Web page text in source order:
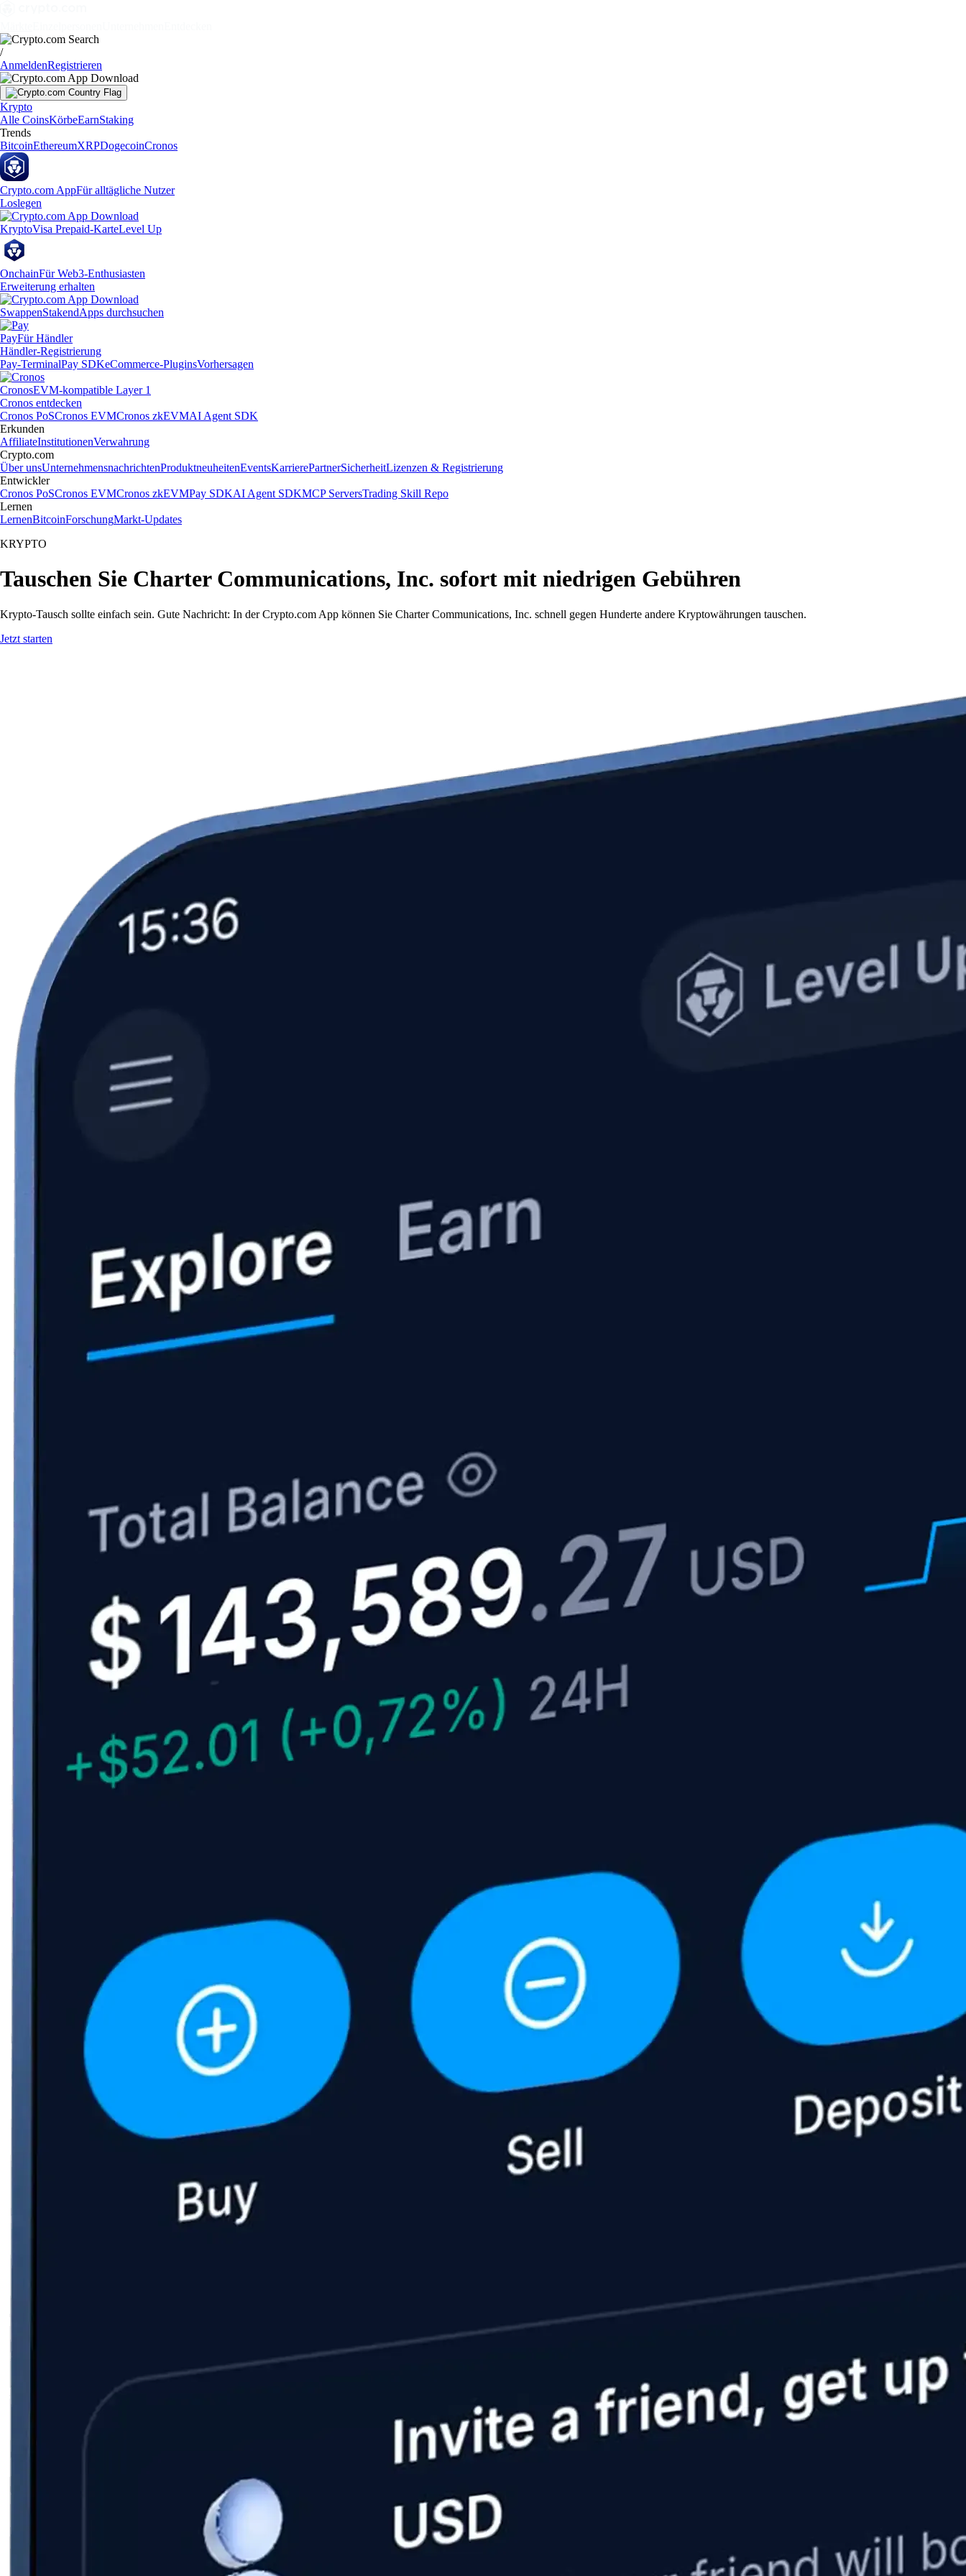
/
AnmeldenRegistrieren
Krypto
Alle CoinsKörbeEarnStaking
Trends
BitcoinEthereumXRPDogecoinCronos
Crypto.com AppFür alltägliche Nutzer
Loslegen
KryptoVisa Prepaid-KarteLevel Up
OnchainFür Web3-Enthusiasten
Erweiterung erhalten
SwappenStakendApps durchsuchen
PayFür Händler
Händler-Registrierung
Pay-TerminalPay SDKeCommerce-PluginsVorhersagen
CronosEVM-kompatible Layer 1
Cronos entdecken
Cronos PoSCronos EVMCronos zkEVMAI Agent SDK
Erkunden
AffiliateInstitutionenVerwahrung
Crypto.com
Über unsUnternehmensnachrichtenProduktneuheitenEventsKarrierePartnerSicherheitLizenzen & Registrierung
Entwickler
Cronos PoSCronos EVMCronos zkEVMPay SDKAI Agent SDKMCP ServersTrading Skill Repo
Lernen
LernenBitcoinForschungMarkt-Updates
KRYPTO
Tauschen Sie Charter Communications, Inc. sofort mit niedrigen Gebühren
Krypto-Tausch sollte einfach sein. Gute Nachricht: In der Crypto.com App können Sie Charter Communications, Inc. schnell gegen Hunderte andere Kryptowährungen tauschen.
Jetzt starten